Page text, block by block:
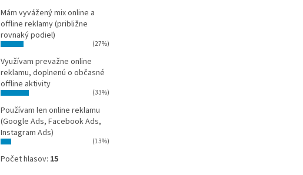
Mám vyvážený mix online a
offline reklamy (približne
rovnaký podiel)
(27%)
Využívam prevažne online
reklamu, doplnenú o občasné
offline aktivity
(33%)
Používam len online reklamu
(Google Ads, Facebook Ads,
Instagram Ads)
(13%)
Počet hlasov: 15